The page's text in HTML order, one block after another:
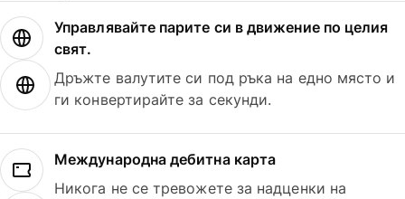
Управлявайте парите си в движение по целия
свят.
Дръжте валутите си под ръка на едно място и
ги конвертирайте за секунди.
Международна дебитна карта
Никога не се тревожете за надценки на